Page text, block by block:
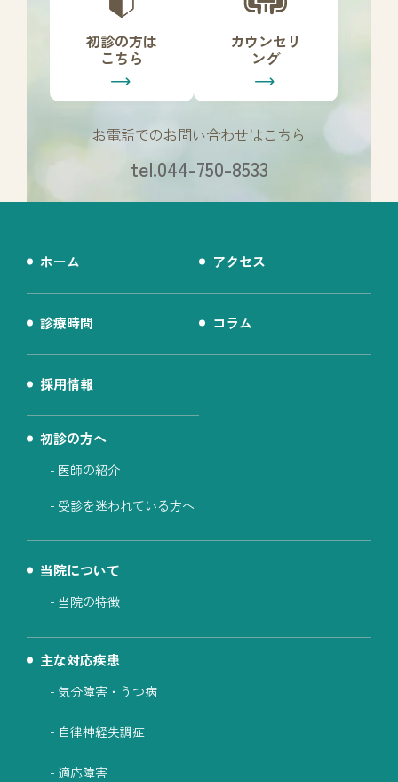
初診の方は
こちら
カウンセリ
ング
お電話でのお問い合わせはこちら
tel.044-750-8533
ホーム アクセス
診療時間 コラム
採用情報
初診の方へ
医師の紹介
受診を迷われている方へ
当院について
当院の特徴
主な対応疾患
気分障害・うつ病
自律神経失調症
適応障害